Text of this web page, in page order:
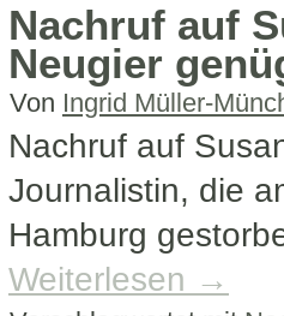
Nachruf auf
Neugier
Von Ingrid Müller-
Nachruf auf
Journalistin, die
Hamburg
Weiterlesen →